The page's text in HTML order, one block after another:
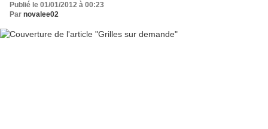
Publié le 01/01/2012 à 00:23
Par novalee02